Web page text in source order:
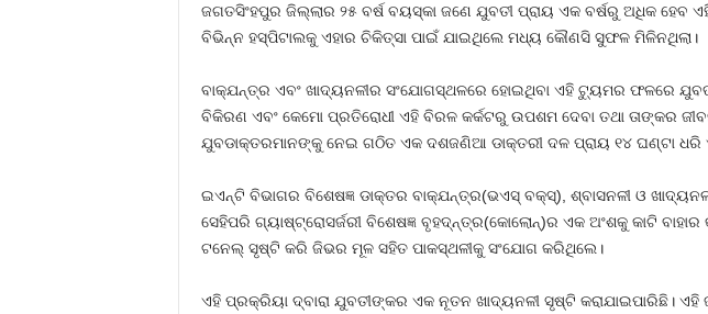
ଜଗତସିଂହପୁର ଜିଲ୍ଲାର ୨୫ ବର୍ଷ ବୟସ୍କା ଜଣେ ଯୁବତୀ ପ୍ରାୟ ଏକ ବର୍ଷରୁ ଅଧିକ
ବିଭିନ୍ନ ହସ୍‌ପିଟାଲକୁ ଏହାର ଚିକିତ୍ସା ପାଇଁ ଯାଇଥିଲେ ମଧ୍ୟ କୌଣସି ସୁଫଳ
ବାକ୍‌ଯନ୍ତ୍ର ଏବଂ ଖାଦ୍ୟନଳୀର ସଂଯୋଗସ୍ଥଳରେ ହୋଇଥିବା ଏହି ଟ୍ୟୁମର ଫଳରେ
ବିକିରଣ ଏବଂ କେମୋ ପ୍ରତିରୋଧୀ ଏହି ବିରଳ କର୍କଟରୁ ଉପଶମ ଦେବା ତଥା ତାଙ୍କର
ଯୁବଡାକ୍ତରମାନଙ୍କୁ ନେଇ ଗଠିତ ଏକ ଦଶଜଣିଆ ଡାକ୍ତରୀ ଦଳ ପ୍ରାୟ ୧୪ ଘଣ୍ଟା ଧରି
ଇଏନ୍‌ଟି ବିଭାଗର ବିଶେଷଜ୍ଞ ଡାକ୍ତର ବାକ୍‌ଯନ୍ତ୍ର(ଭଏସ୍‌ ବକ୍ସ୍‌), ଶ୍ବାସନଳୀ ଓ
ସେହିପରି ଗ୍ୟାଷ୍ଟ୍ରୋସର୍ଜରୀ ବିଶେଷଜ୍ଞ ବୃହଦ୍‌ନ୍ତ୍ର(କୋଲୋନ୍‌)ର ଏକ ଅଂଶକୁ କାଟି
ଟନେଲ୍‌ ସୃଷ୍ଟି କରି ଜିଭର ମୂଳ ସହିତ ପାକସ୍ଥଳୀକୁ ସଂଯୋଗ କରିଥିଲେ।
ଏହି ପ୍ରକ୍ରିୟା ଦ୍ବାରା ଯୁବତୀଙ୍କର ଏକ ନୂତନ ଖାଦ୍ୟନଳୀ ସୃଷ୍ଟି କରାଯାଇପାରିଛି।